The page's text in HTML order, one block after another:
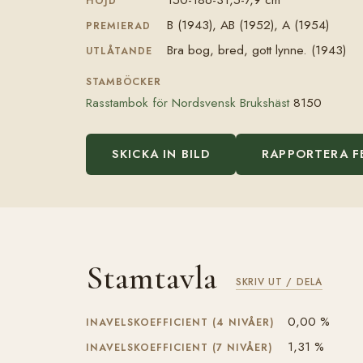
PREMIERAD B (1943), AB (1952), A (1954)
UTLÅTANDE Bra bog, bred, gott lynne. (1943)
STAMBÖCKER
Rasstambok för Nordsvensk Brukshäst8150
SKICKA IN BILD RAPPORTERA
Stamtavla SKRIV UT / DELA
INAVELSKOEFFICIENT (4 NIVÅER) 0,00 %
INAVELSKOEFFICIENT (7 NIVÅER) 1,31 %